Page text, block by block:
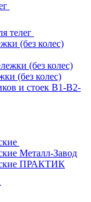
телег
(без колес)
(без колес)
(без колес)
и стоек В1-В2-
Металл-Завод
ПРАКТИК